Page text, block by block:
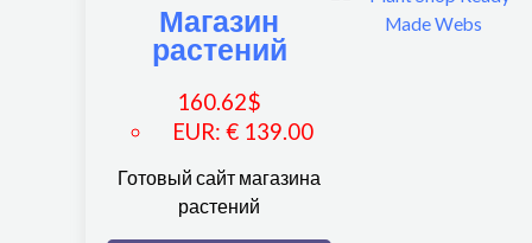
Магазин
растений
160.62$
EUR:€ 139.00
Готовый сайт магазина
растений